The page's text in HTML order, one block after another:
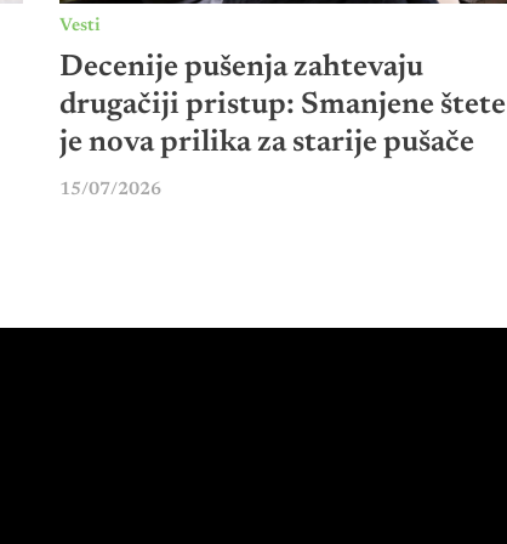
Vesti
Decenije pušenja zahtevaju
drugačiji pristup: Smanjene štete
je nova prilika za starije pušače
15/07/2026